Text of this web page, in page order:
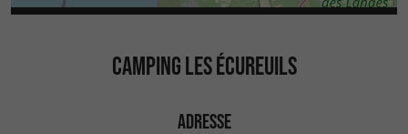
CAMPING LES ÉCUREUILS
ADRESSE